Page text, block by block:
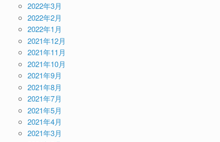
2022年3月
2022年2月
2022年1月
2021年12月
2021年11月
2021年10月
2021年9月
2021年8月
2021年7月
2021年5月
2021年4月
2021年3月